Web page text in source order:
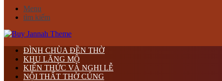
Menu
tìm kiếm
ĐÌNH CHÙA ĐỀN THỜ
KHU LĂNG MỘ
KIẾN THỨC VÀ NGHI LỄ
NỘI THẤT THỜ CÚNG